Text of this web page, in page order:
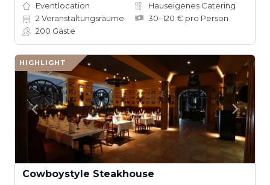
Eventlocation
Hauseigenes Catering
2 Veranstaltungsräume
30–120 € pro Person
200 Gäste
HIGHLIGHT
Cowboystyle Steakhouse